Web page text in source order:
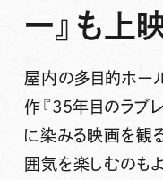
ー』も上
屋内の多目的ホー
作『35年目のラブ
に染みる映画を観
囲気を楽しむのも